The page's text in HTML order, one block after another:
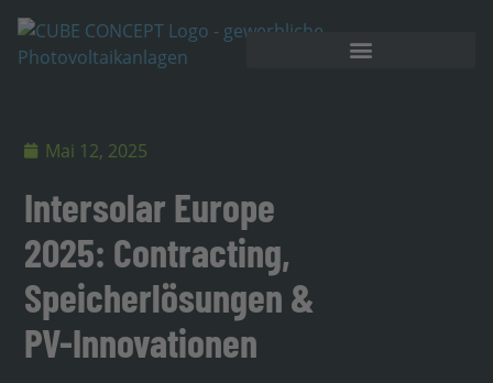
Mai 12, 2025
Intersolar Europe
2025: Contracting,
Speicherlösungen &
PV-Innovationen